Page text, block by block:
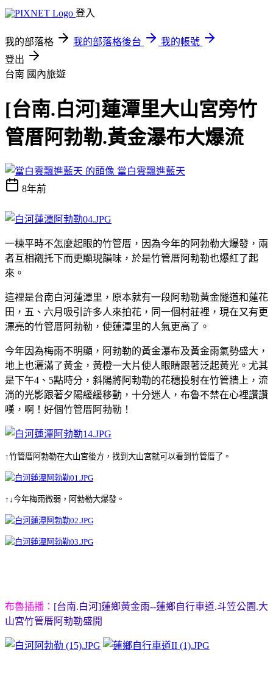
登入
我的部落格 我的部落格後台
我的帳號
登出
台南 國內旅遊
[台南.白河]蓮潭里大山宮旁竹
管厝阿勃勒.黃金瀑布大爆流
當白雲飄進藍天
8年前
一棟平時不怎麼起眼的竹管厝，因為今年的阿勃勒大爆發，兩
者互相襯托下而更顯現韻味，於是竹管厝阿勃勒也爆紅了起
來。
這裡是台南白河蓮潭里，原本就有一段阿勃勒黃金隧道和蓮花
田，五、六月吸引許多人來拍花，同一個村莊裡，現在又有更
漂亮的竹管厝阿勃勒，使蓮潭里的人氣更高了。
今年因為梅雨不明顯，阿勃勒的黃金瀑布及黃金雨氣勢盛大，
地上也灑滿了黃金，黃橙一大片使人眼睛跟著泛起黃光。 尤其
是下午4、5點時分，斜陽將阿勃勒的花穗投射在竹管牆上， 流
淌的光影跟著夕陽緩緩移動，十分迷人，布魯不禁在心裡讚讚
嘆，啊！好個竹管厝阿勃勒！
↑竹管厝阿勃勒在大山宮後方，找到大山宮就可以看到竹管厝了。
↑↓今年梅雨微弱，阿勃勒大爆發。
布魯插播： [台南.白河]蓮鄉黃金雨--蓮鄉自行車道.斗笠公園.大
山宮竹管厝阿勃勒盛開